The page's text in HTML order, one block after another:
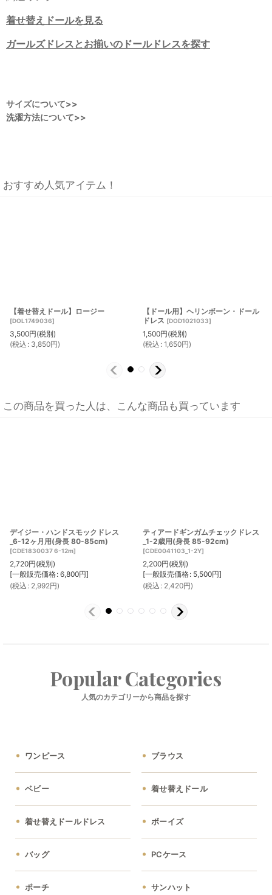
着せ替えドールを見る
ガールズドレスとお揃いのドールドレスを探す
サイズについて>>
洗濯方法について>>
おすすめ人気アイテム！
【着せ替えドール】ロージー
[DOL1749036]
3,500円(税別)
(税込 : 3,850円)
【ドール用】ヘリンボーン・ドール
ドレス [DOD1021033]
1,500円(税別)
(税込 : 1,650円)
この商品を買った人は、こんな商品も買っています
デイジー・ハンドスモックドレス
_6-12ヶ月用(身長 80-85cm)
[CDE1830037 6-12m]
2,720円(税別)
[一般販売価格: 6,800円]
(税込 : 2,992円)
ティアードギンガムチェックドレス
_1-2歳用(身長 85-92cm)
[CDE0041103_1-2Y]
2,200円(税別)
[一般販売価格: 5,500円]
(税込 : 2,420円)
Popular Categories
人気のカテゴリーから商品を探す
ワンピース ブラウス
ベビー 着せ替えドール
着せ替えドールドレス ボーイズ
バッグ PCケース
ポーチ サンハット